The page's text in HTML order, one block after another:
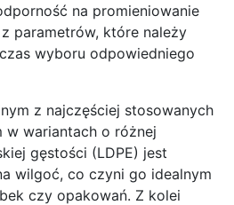
na promieniowanie
parametrów, które należy
wyboru odpowiedniego
z najczęściej stosowanych
w wariantach o różnej
gęstości (LDPE) jest
wilgoć, co czyni go idealnym
czy opakowań. Z kolei